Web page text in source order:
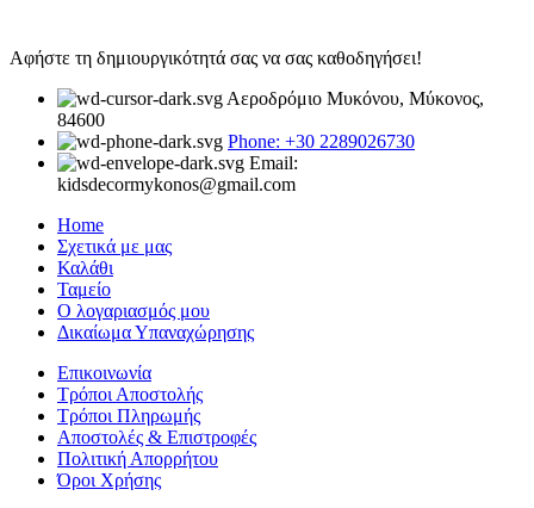
Αφήστε τη δημιουργικότητά σας να σας καθοδηγήσει!
Αεροδρόμιο Μυκόνου, Μύκονος,
84600
Phone: +30 2289026730
Email:
kidsdecormykonos@gmail.com
Home
Σχετικά με μας
Καλάθι
Ταμείο
Ο λογαριασμός μου
Δικαίωμα Υπαναχώρησης
Επικοινωνία
Τρόποι Αποστολής
Τρόποι Πληρωμής
Αποστολές & Επιστροφές
Πολιτική Απορρήτου
Όροι Χρήσης